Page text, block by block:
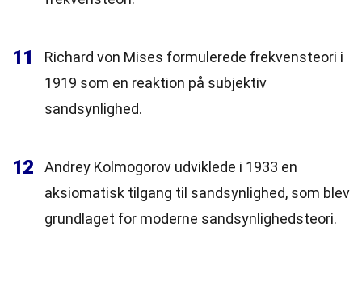
11
Richard von Mises formulerede frekvensteori i
1919 som en reaktion på subjektiv
sandsynlighed.
12
Andrey Kolmogorov udviklede i 1933 en
aksiomatisk tilgang til sandsynlighed, som blev
grundlaget for moderne sandsynlighedsteori.